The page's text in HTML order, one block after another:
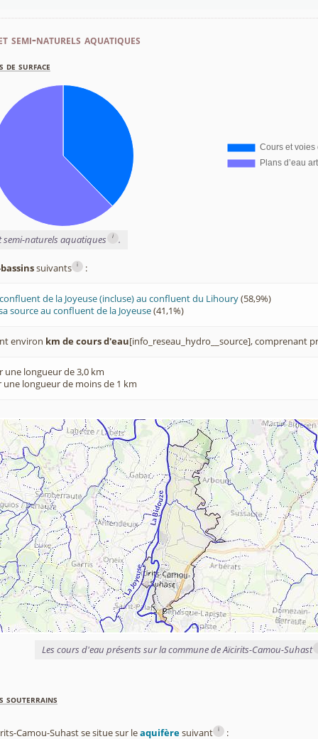
semi-naturels aquatiques
de surface
semi-naturels aquatiques i .
suivants i :
de la Joyeuse (incluse) au confluent du Lihoury(58,9%)
source au confluent de la Joyeuse(41,1%)
environ km de cours d'eau[info_reseau_hydro__source], comprenant
une longueur de 3,0 km
longueur de moins de 1 km
Les cours d'eau présents sur la commune de Aïcirits-Camou-Suhast
souterrains
Camou-Suhast se situe sur leaquifèresuivant i :